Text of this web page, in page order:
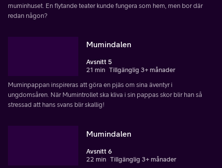
muminhuset. En flytande teater kunde fungera som hem, men bor där
redan någon?
Mumindalen
Avsnitt 5
21 min Tillgänglig 3+ månader
Muminpappan inspireras att göra en pjäs om sina äventyr i
ungdomsåren. När Mumintrollet ska kliva i sin pappas skor blir han så
stressad att hans svans blir skallig!
Mumindalen
Avsnitt 6
22 min Tillgänglig 3+ månader